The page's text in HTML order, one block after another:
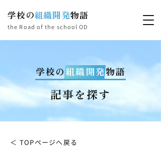
学校の組織開発物語
the Road of the school OD
学校の組織開発物語
記事を探す
＜ TOPページへ戻る